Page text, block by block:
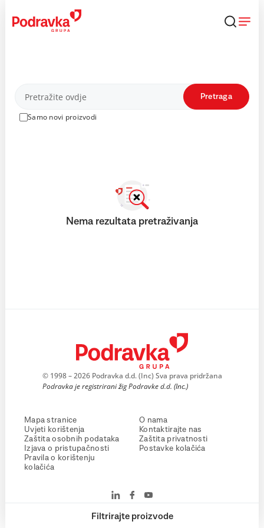
content
Proizvodi
Samo novi proizvodi
Pretraga
Filtrirajte proizvode
Nema rezultata pretraživanja
© 1998 – 2026 Podravka d.d. (Inc) Sva prava pridržana
Podravka je registrirani žig Podravke d.d. (Inc.)
Mapa stranice
Uvjeti korištenja
Zaštita osobnih podataka
Izjava o pristupačnosti
Pravila o korištenju
kolačića
O nama
Kontaktirajte nas
Zaštita privatnosti
Postavke kolačića